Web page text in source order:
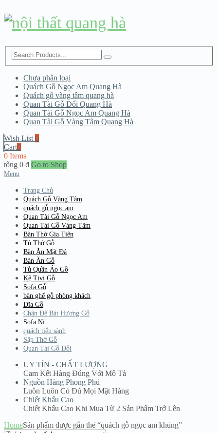
Chưa phân loại
Quách Gỗ Ngọc Am Quang Hà
Quách gỗ vàng tâm quang hà
Quan Tài Gỗ Dổi Quang Hà
Quan Tài Gỗ Ngọc Am Quang Hà
Quan Tài Gỗ Vàng Tâm Quang Hà
Wish List 0
Cart0
0 Items
tổng 0 ₫ Go to Shop
Menu
Trang Chủ
Quách Gỗ Vàng Tâm
quách gỗ ngọc am
Quan Tài Gỗ Ngọc Am
Quan Tài Gỗ Vàng Tâm
Bàn Thờ Gia Tiên
Tủ Thờ Gỗ
Bàn Ăn Mặt Đá
Bàn Ăn Gỗ
Tủ Quần Áo Gỗ
Kệ Tivi Gỗ
Sofa Gỗ
bàn ghế gỗ phòng khách
Đĩa Gỗ
Chân Đế Bát Hương Gỗ
Sofa Nỉ
quách tiểu sành
Sập Thờ Gỗ
Quan Tài Gỗ Dổi
UY TÍN - CHẤT LƯỢNG
Cam Kết Hàng Đúng Với Mô Tả
Nguồn Hàng Phong Phú
Luôn Luôn Có Đủ Mọi Mặt Hàng
Chiết Khấu Cao
Chiết Khấu Cao Khi Mua Từ 2 Sản Phẩm Trở Lên
HomeSản phẩm được gắn thẻ “quách gỗ ngọc am khủng”